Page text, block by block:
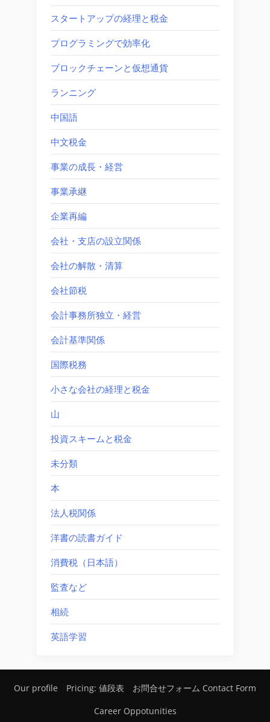
スタートアップの経理と税金
プログラミングで効率化
ブロックチェーンと仮想通貨
ランニング
中国語
中文税金
事業の成長・経営
事業承継
企業再編
会社・支店の設立関係
会社の解散・清算
会社節税
会計事務所独立・経営
会計基準関係
国際税務
小さな会社の経理と税金
山
投資スキームと税金
未分類
本
法人税関係
洋書の読書ガイド
消費税（日本語）
監査など
相続
英語学習
Our profile Pricing: 値段表 お問合せフォーム Contact Form
Career Oppotunities